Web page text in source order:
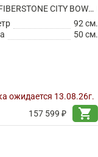
КАШПО FIBERSTONE CITY BOWL S GREY
92 см.
50 см.
ожидается 13.08.26г.
157 599 ₽
shopping_cart